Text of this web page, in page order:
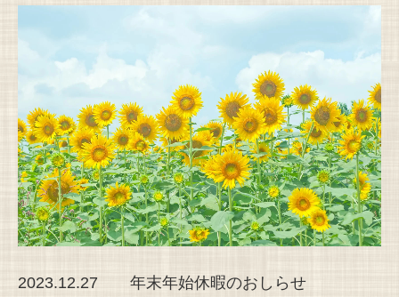
2023.12.27 年末年始休暇のおしらせ